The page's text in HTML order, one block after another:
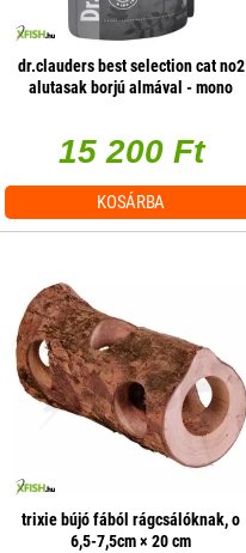
dr.clauders best selection cat no2
alutasak borjú almával - mono
15 200 Ft
KOSÁRBA
trixie bújó fából rágcsálóknak, o
6,5-7,5cm × 20 cm